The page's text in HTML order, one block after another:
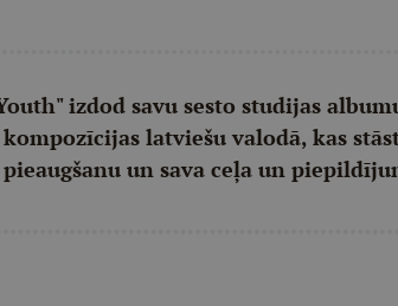
izdod savu sesto studijas
latviešu valodā, kas
un sava ceļa un